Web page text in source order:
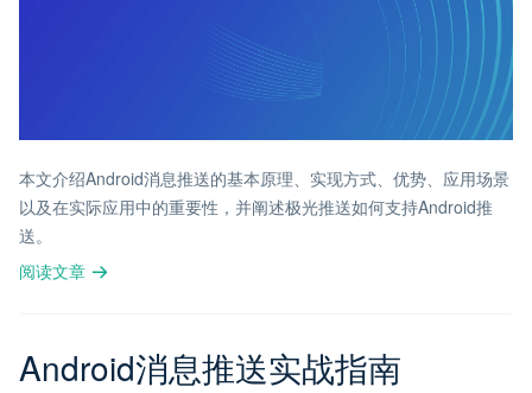
本文介绍Android消息推送的基本原理、实现方式、优势、应用场景
以及在实际应用中的重要性，并阐述极光推送如何支持Android推
送。
阅读文章
Android消息推送实战指南